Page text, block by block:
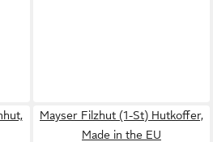
Mayser Filzhut (1-St) Hutkoffer,
Made in the EU